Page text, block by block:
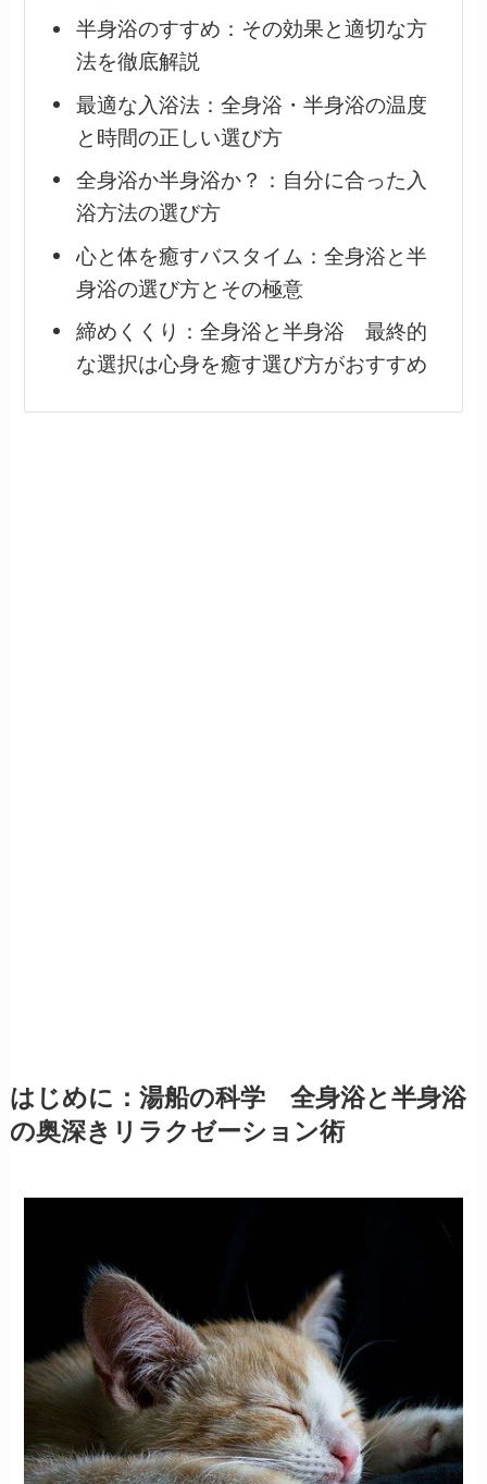
半身浴のすすめ：その効果と適切な方
法を徹底解説
最適な入浴法：全身浴・半身浴の温度
と時間の正しい選び方
全身浴か半身浴か？：自分に合った入
浴方法の選び方
心と体を癒すバスタイム：全身浴と半
身浴の選び方とその極意
締めくくり：全身浴と半身浴 最終的
な選択は心身を癒す選び方がおすすめ
はじめに：湯船の科学 全身浴と半身浴
の奥深きリラクゼーション術